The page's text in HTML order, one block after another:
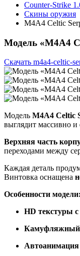
Counter-Strike
Скины оружия
M4A4 Celtic
Модель «M4A4
Скачать m4a4-celtic-
Модель M4A4 Celtic
выглядит массивно
Верхняя часть
переходами между
Каждая деталь
Винтовка оснащена
Особенности модели:
HD текстуры
Камуфляжный
Автоанимация